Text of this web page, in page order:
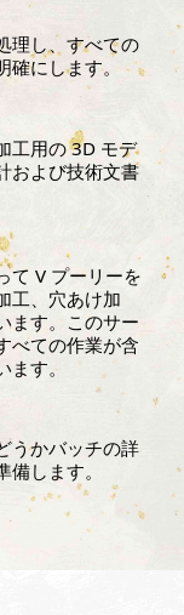
理し、すべての
にします。
工用の 3D モデ
および技術文書
て V プーリーを
工、穴あけ加
ます。このサー
べての作業が含
す。
うかバッチの詳
します。